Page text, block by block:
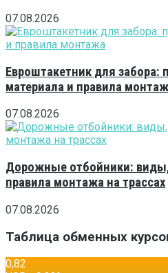
07.08.2026
Евроштакетник для забора:
материала и правила
07.08.2026
Дорожные отбойники:
правила монтажа на трассах
07.08.2026
Таблица обменных
0,82